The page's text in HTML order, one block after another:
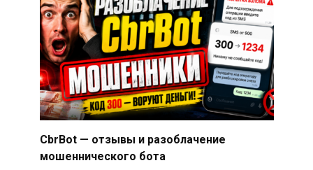
CbrBot — отзывы и разоблачение
мошеннического бота